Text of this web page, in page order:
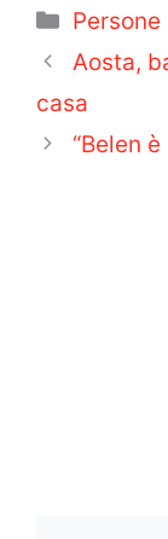
Categorie
Persone
Aosta,
casa
“Belen